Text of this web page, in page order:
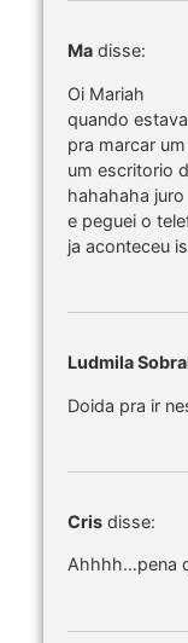
Ma disse:
Oi Mariah
quando
pra marcar
um escritorio
hahahaha juro
e peguei o
ja aconteceu
Ludmila
Doida pra ir
Cris disse:
Ahhhh…pena